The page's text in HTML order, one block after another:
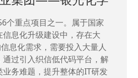
个重点项目之一。属于国家
息化升级建设中，存在大
息化需求，需要投入大量人
通过引入织信低代码平台，解
务难题，提升整体的IT研发